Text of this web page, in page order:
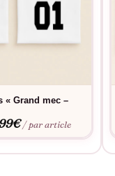
« Grand mec –
€ / par article